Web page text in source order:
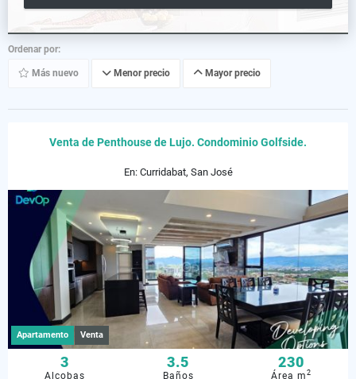
Ordenar por:
Más nuevo Menor precio Mayor precio
Venta de Penthouse de Lujo. Condominio Golfside.
En: Curridabat, San José
Apartamento Venta
3
Alcobas
3.5
Baños
230
Área m2